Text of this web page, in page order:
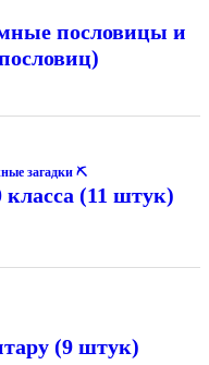
пословицы и
загадки ⛏
класса (11 штук)
(9 штук)